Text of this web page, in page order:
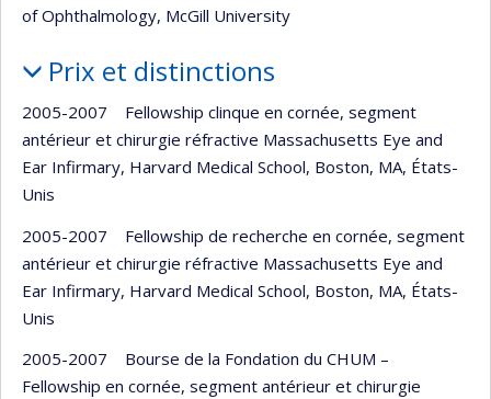
of Ophthalmology, McGill University
Prix et distinctions
2005-2007 Fellowship clinque en cornée, segment
antérieur et chirurgie réfractive Massachusetts Eye and
Ear Infirmary, Harvard Medical School, Boston, MA, États-
Unis
2005-2007 Fellowship de recherche en cornée, segment
antérieur et chirurgie réfractive Massachusetts Eye and
Ear Infirmary, Harvard Medical School, Boston, MA, États-
Unis
2005-2007 Bourse de la Fondation du CHUM –
Fellowship en cornée, segment antérieur et chirurgie